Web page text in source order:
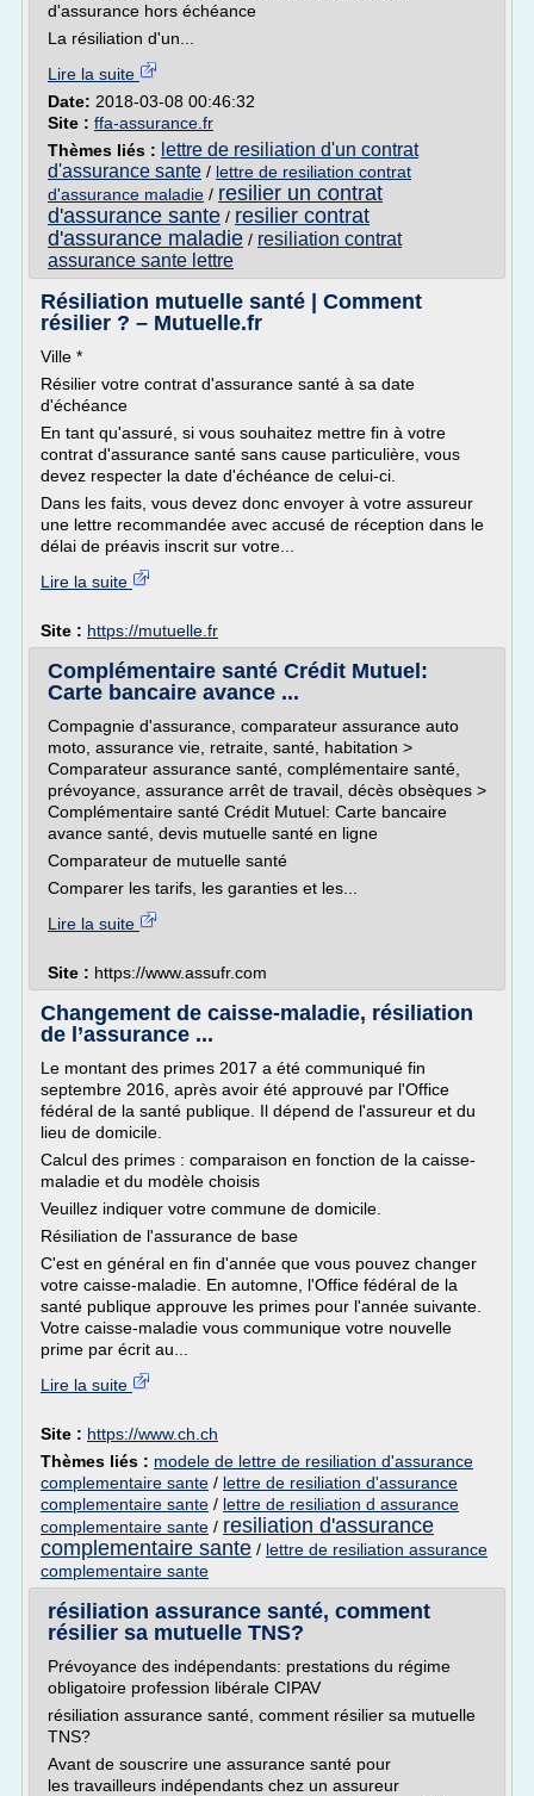
d'assurance hors échéance
La résiliation d'un...
Lire la suite
Date: 2018-03-08 00:46:32
Site : ffa-assurance.fr
Thèmes liés : lettre de resiliation d'un contrat
d'assurance sante / lettre de resiliation contrat
d'assurance maladie / resilier un contrat
d'assurance sante / resilier contrat
d'assurance maladie / resiliation contrat
assurance sante lettre
Résiliation mutuelle santé | Comment
résilier ? – Mutuelle.fr
Ville *
Résilier votre contrat d'assurance santé à sa date
d'échéance
En tant qu'assuré, si vous souhaitez mettre fin à votre
contrat d'assurance santé sans cause particulière, vous
devez respecter la date d'échéance de celui-ci.
Dans les faits, vous devez donc envoyer à votre assureur
une lettre recommandée avec accusé de réception dans le
délai de préavis inscrit sur votre...
Lire la suite
Site : https://mutuelle.fr
Complémentaire santé Crédit Mutuel:
Carte bancaire avance ...
Compagnie d'assurance, comparateur assurance auto
moto, assurance vie, retraite, santé, habitation >
Comparateur assurance santé, complémentaire santé,
prévoyance, assurance arrêt de travail, décès obsèques >
Complémentaire santé Crédit Mutuel: Carte bancaire
avance santé, devis mutuelle santé en ligne
Comparateur de mutuelle santé
Comparer les tarifs, les garanties et les...
Lire la suite
Site : https://www.assufr.com
Changement de caisse-maladie, résiliation
de l’assurance ...
Le montant des primes 2017 a été communiqué fin
septembre 2016, après avoir été approuvé par l'Office
fédéral de la santé publique. Il dépend de l'assureur et du
lieu de domicile.
Calcul des primes : comparaison en fonction de la caisse-
maladie et du modèle choisis
Veuillez indiquer votre commune de domicile.
Résiliation de l'assurance de base
C'est en général en fin d'année que vous pouvez changer
votre caisse-maladie. En automne, l'Office fédéral de la
santé publique approuve les primes pour l'année suivante.
Votre caisse-maladie vous communique votre nouvelle
prime par écrit au...
Lire la suite
Site : https://www.ch.ch
Thèmes liés : modele de lettre de resiliation d'assurance
complementaire sante / lettre de resiliation d'assurance
complementaire sante / lettre de resiliation d assurance
complementaire sante / resiliation d'assurance
complementaire sante / lettre de resiliation assurance
complementaire sante
résiliation assurance santé, comment
résilier sa mutuelle TNS?
Prévoyance des indépendants: prestations du régime
obligatoire profession libérale CIPAV
résiliation assurance santé, comment résilier sa mutuelle
TNS?
Avant de souscrire une assurance santé pour
les travailleurs indépendants chez un assureur